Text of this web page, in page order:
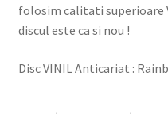
folosim calitati superioare
discul este ca si nou !
Disc VINIL Anticariat :